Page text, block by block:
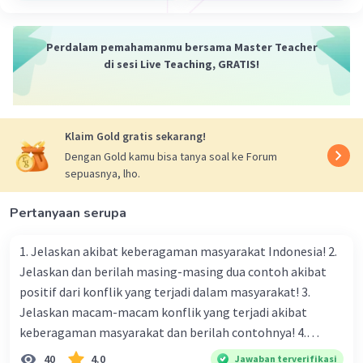
Perdalam pemahamanmu bersama Master Teacher
di sesi Live Teaching, GRATIS!
Klaim Gold gratis sekarang!
Dengan Gold kamu bisa tanya soal ke Forum
sepuasnya, lho.
Pertanyaan serupa
1. Jelaskan akibat keberagaman masyarakat Indonesia! 2.
Jelaskan dan berilah masing-masing dua contoh akibat
positif dari konflik yang terjadi dalam masyarakat! 3.
Jelaskan macam-macam konflik yang terjadi akibat
keberagaman masyarakat dan berilah contohnya! 4.
Mengapa dalam masyarakat yang memiliki keberagaman
40 4.0 Jawaban terverifikasi